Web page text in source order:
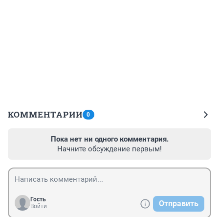
КОММЕНТАРИИ 0
Пока нет ни одного комментария.
Начните обсуждение первым!
Гость
Войти
Отправить